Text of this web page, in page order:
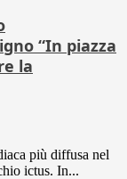
“In piazza
la
più diffusa nel
ictus. In...